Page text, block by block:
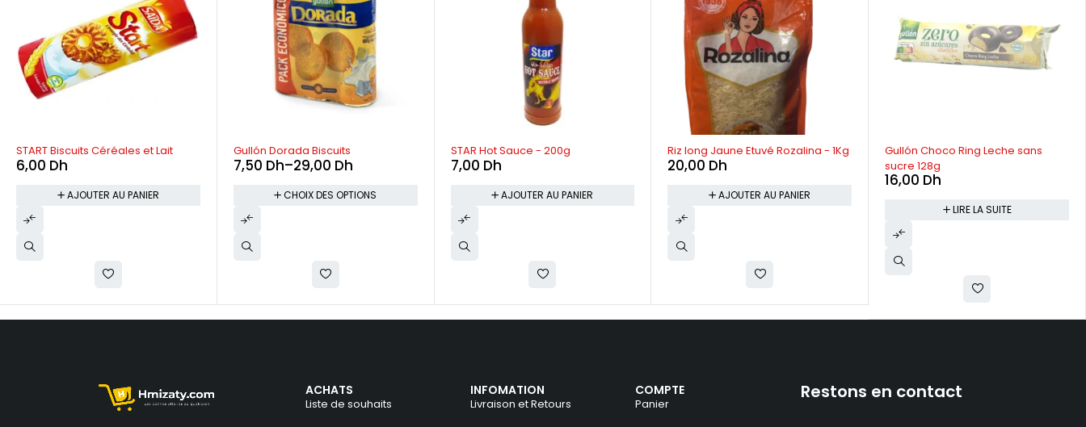
START Biscuits Céréales et Lait
6,00 Dh
AJOUTER AU PANIER
Gullón Dorada Biscuits
7,50 Dh–29,00 Dh
CHOIX DES OPTIONS
STAR Hot Sauce - 200g
7,00 Dh
AJOUTER AU PANIER
Riz long Jaune Etuvé Rozalina - 1Kg
20,00 Dh
AJOUTER AU PANIER
RUPTURE DE STOCK
Gullón Choco Ring Leche sans
sucre 128g
16,00 Dh
LIRE LA SUITE
ACHATS
Liste de souhaits
INFOMATION
Livraison et Retours
COMPTE
Panier
Restons en contact